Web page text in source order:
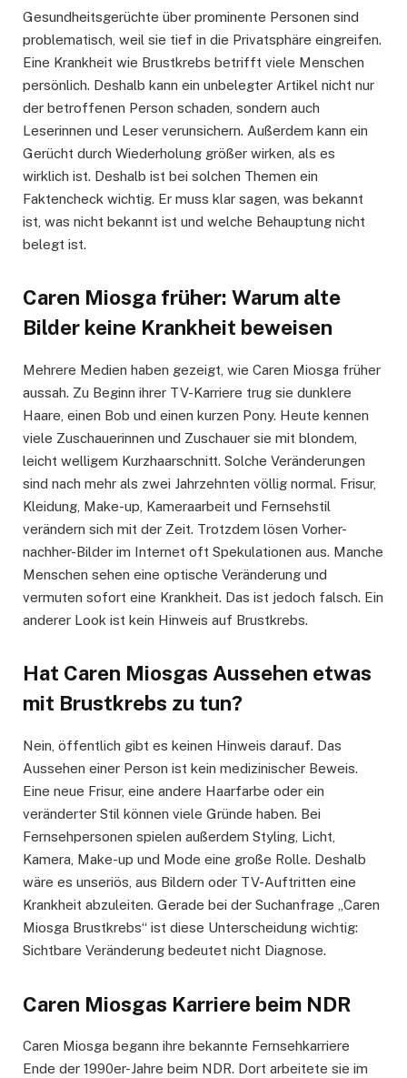
Gesundheitsgerüchte über prominente Personen sind
problematisch, weil sie tief in die Privatsphäre eingreifen.
Eine Krankheit wie Brustkrebs betrifft viele Menschen
persönlich. Deshalb kann ein unbelegter Artikel nicht nur
der betroffenen Person schaden, sondern auch
Leserinnen und Leser verunsichern. Außerdem kann ein
Gerücht durch Wiederholung größer wirken, als es
wirklich ist. Deshalb ist bei solchen Themen ein
Faktencheck wichtig. Er muss klar sagen, was bekannt
ist, was nicht bekannt ist und welche Behauptung nicht
belegt ist.
Caren Miosga früher: Warum alte
Bilder keine Krankheit beweisen
Mehrere Medien haben gezeigt, wie Caren Miosga früher
aussah. Zu Beginn ihrer TV-Karriere trug sie dunklere
Haare, einen Bob und einen kurzen Pony. Heute kennen
viele Zuschauerinnen und Zuschauer sie mit blondem,
leicht welligem Kurzhaarschnitt. Solche Veränderungen
sind nach mehr als zwei Jahrzehnten völlig normal. Frisur,
Kleidung, Make-up, Kameraarbeit und Fernsehstil
verändern sich mit der Zeit. Trotzdem lösen Vorher-
nachher-Bilder im Internet oft Spekulationen aus. Manche
Menschen sehen eine optische Veränderung und
vermuten sofort eine Krankheit. Das ist jedoch falsch. Ein
anderer Look ist kein Hinweis auf Brustkrebs.
Hat Caren Miosgas Aussehen etwas
mit Brustkrebs zu tun?
Nein, öffentlich gibt es keinen Hinweis darauf. Das
Aussehen einer Person ist kein medizinischer Beweis.
Eine neue Frisur, eine andere Haarfarbe oder ein
veränderter Stil können viele Gründe haben. Bei
Fernsehpersonen spielen außerdem Styling, Licht,
Kamera, Make-up und Mode eine große Rolle. Deshalb
wäre es unseriös, aus Bildern oder TV-Auftritten eine
Krankheit abzuleiten. Gerade bei der Suchanfrage „Caren
Miosga Brustkrebs“ ist diese Unterscheidung wichtig:
Sichtbare Veränderung bedeutet nicht Diagnose.
Caren Miosgas Karriere beim NDR
Caren Miosga begann ihre bekannte Fernsehkarriere
Ende der 1990er-Jahre beim NDR. Dort arbeitete sie im